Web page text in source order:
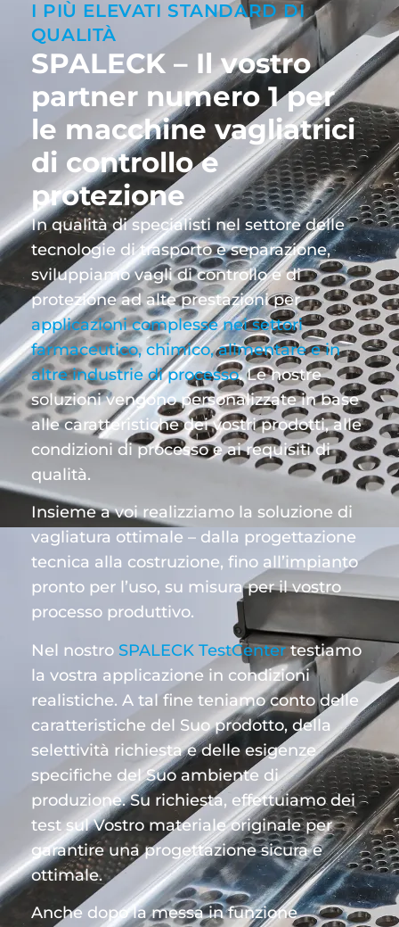
I PIÙ ELEVATI STANDARD DI
QUALITÀ
SPALECK – Il vostro
partner numero 1 per
le macchine vagliatrici
di controllo e
protezione
In qualità di specialisti nel settore delle
tecnologie di trasporto e separazione,
sviluppiamo vagli di controllo e di
protezione ad alte prestazioni per
applicazioni complesse nei settori
farmaceutico, chimico, alimentare e in
altre industrie di processo. Le nostre
soluzioni vengono personalizzate in base
alle caratteristiche dei vostri prodotti, alle
condizioni di processo e ai requisiti di
qualità.
Insieme a voi realizziamo la soluzione di
vagliatura ottimale – dalla progettazione
tecnica alla costruzione, fino all’impianto
pronto per l’uso, su misura per il vostro
processo produttivo.
Nel nostro SPALECK TestCentertestiamo
la vostra applicazione in condizioni
realistiche. A tal fine teniamo conto delle
caratteristiche del Suo prodotto, della
selettività richiesta e delle esigenze
specifiche del Suo ambiente di
produzione. Su richiesta, effettuiamo dei
test sul Vostro materiale originale per
garantire una progettazione sicura e
ottimale.
Anche dopo la messa in funzione